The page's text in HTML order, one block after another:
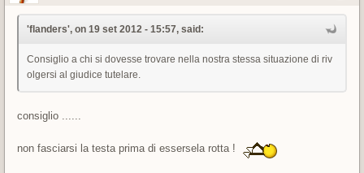
'flanders', on 19 set 2012 - 15:57, said:
Consiglio a chi si dovesse trovare nella nostra stessa situazione di riv
olgersi al giudice tutelare.
consiglio ......
non fasciarsi la testa prima di essersela rotta !